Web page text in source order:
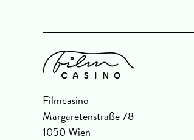
Filmcasino
Margaretenstraße 78
1050 Wien